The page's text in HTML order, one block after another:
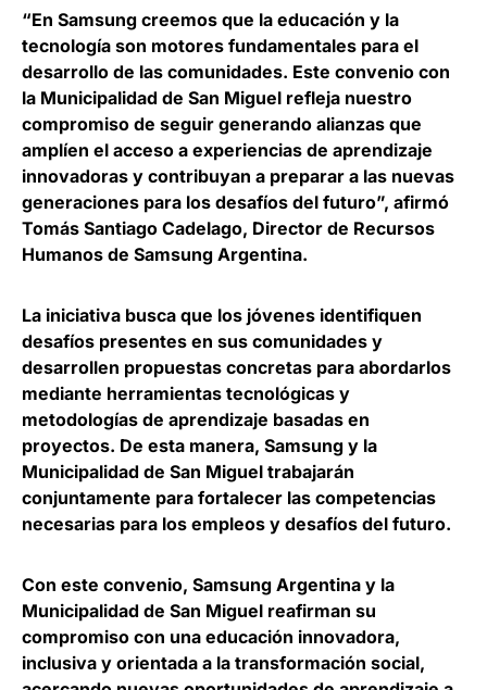
“En Samsung creemos que la educación y la
tecnología son motores fundamentales para el
desarrollo de las comunidades. Este convenio con
la Municipalidad de San Miguel refleja nuestro
compromiso de seguir generando alianzas que
amplíen el acceso a experiencias de aprendizaje
innovadoras y contribuyan a preparar a las nuevas
generaciones para los desafíos del futuro”, afirmó
Tomás Santiago Cadelago, Director de Recursos
Humanos de Samsung Argentina.
La iniciativa busca que los jóvenes identifiquen
desafíos presentes en sus comunidades y
desarrollen propuestas concretas para abordarlos
mediante herramientas tecnológicas y
metodologías de aprendizaje basadas en
proyectos. De esta manera, Samsung y la
Municipalidad de San Miguel trabajarán
conjuntamente para fortalecer las competencias
necesarias para los empleos y desafíos del futuro.
Con este convenio, Samsung Argentina y la
Municipalidad de San Miguel reafirman su
compromiso con una educación innovadora,
inclusiva y orientada a la transformación social,